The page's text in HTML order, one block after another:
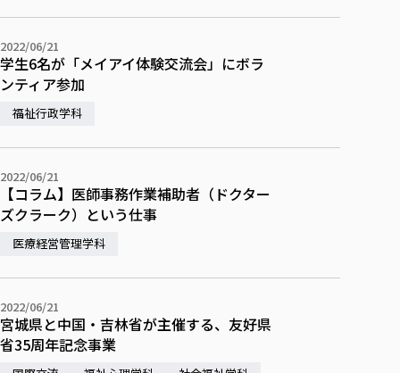
学びの特徴
ICT教育
初年次教育（リエゾンゼミⅠ）
実学臨床教育（総合福祉学部のみ履修可能）
教育実践活動（教育学科学生のみ受講可能）
禅のこころ
教員紹介・業績
学びのサポート
学びのサポート
学費（学部学科）
授業料減免・奨学金等
宿舎の紹介
社会人学生の育児支援（一時預かり）
学生総合補償制度
ニュース一覧
東北福祉大学機関リポジトリ
東北福祉大学オープンアクセス方針
各種社会貢献活動の窓口
伝承講座「311『伝える／備える』次世代塾」
JICA草の根技術協力事業
自治体・団体等との主な協定
研究所について
研究者のご紹介
2022/06/21
学生6名が「メイアイ体験交流会」にボラ
ンティア参加
福祉行政学科
2022/06/21
【コラム】医師事務作業補助者（ドクター
ズクラーク）という仕事
医療経営管理学科
2022/06/21
宮城県と中国・吉林省が主催する、友好県
省35周年記念事業